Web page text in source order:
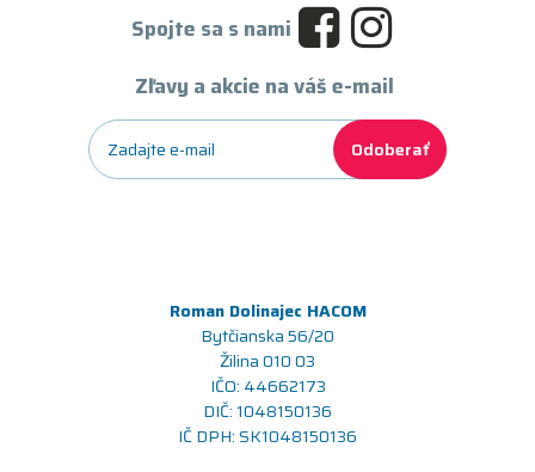
Spojte sa s nami
Zľavy a akcie na váš e-mail
Odoberať
Roman Dolinajec HACOM
Bytčianska 56/20
Žilina 010 03
IČO: 44662173
DIČ: 1048150136
IČ DPH: SK1048150136